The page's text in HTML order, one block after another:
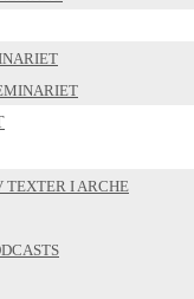
TEXTER I ARCHE